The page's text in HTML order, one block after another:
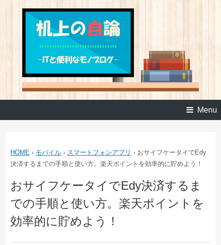
Menu
HOME › モバイル › スマートフォンアプリ › おサイフケータイでEdy
決済するまでの手順と使い方。楽天ポイントを効率的に貯めよう！
おサイフケータイでEdy決済するま
での手順と使い方。楽天ポイントを
効率的に貯めよう！